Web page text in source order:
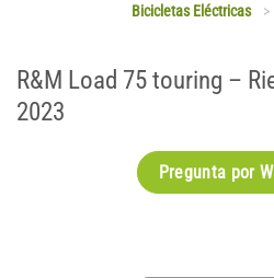
Bicicletas Eléctricas >
R&M Load 75 touring –
2023
Pregunta por